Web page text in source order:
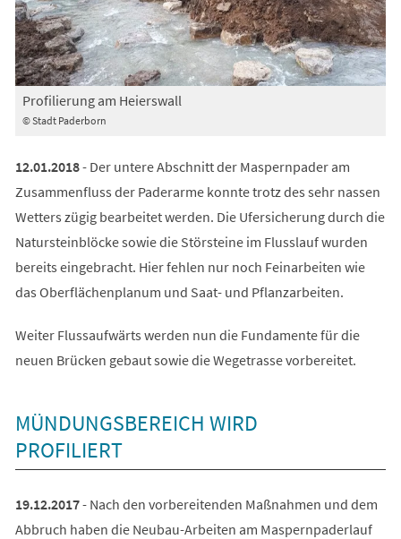
© Stadt Paderborn
Profilierung am Heierswall
12.01.2018- Der untere Abschnitt der Maspernpader am
Zusammenfluss der Paderarme konnte trotz des sehr nassen
Wetters zügig bearbeitet werden. Die Ufersicherung durch die
Natursteinblöcke sowie die Störsteine im Flusslauf wurden
bereits eingebracht. Hier fehlen nur noch Feinarbeiten wie
das Oberflächenplanum und Saat- und Pflanzarbeiten.
Weiter Flussaufwärts werden nun die Fundamente für die
neuen Brücken gebaut sowie die Wegetrasse vorbereitet.
MÜNDUNGSBEREICH WIRD
PROFILIERT
19.12.2017- Nach den vorbereitenden Maßnahmen und dem
Abbruch haben die Neubau-Arbeiten am Maspernpaderlauf